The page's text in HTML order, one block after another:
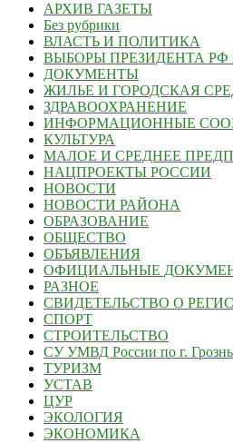
АРХИВ ГАЗЕТЫ
Без рубрики
ВЛАСТЬ И ПОЛИТИКА
ВЫБОРЫ ПРЕЗИДЕНТА РФ
ДОКУМЕНТЫ
ЖИЛЬЕ И ГОРОДСКАЯ
ЗДРАВООХРАНЕНИЕ
ИНФОРМАЦИОННЫЕ
КУЛЬТУРА
МАЛОЕ И СРЕДНЕЕ
НАЦПРОЕКТЫ РОССИИ
НОВОСТИ
НОВОСТИ РАЙОНА
ОБРАЗОВАНИЕ
ОБЩЕСТВО
ОБЪЯВЛЕНИЯ
ОФИЦИАЛЬНЫЕ
РАЗНОЕ
СВИДЕТЕЛЬСТВО О
СПОРТ
СТРОИТЕЛЬСТВО
СУ УМВД России по г.
ТУРИЗМ
УСТАВ
ЦУР
ЭКОЛОГИЯ
ЭКОНОМИКА